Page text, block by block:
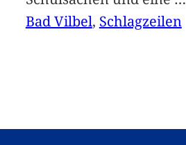
Bad Vilbel, Schlagzeilen